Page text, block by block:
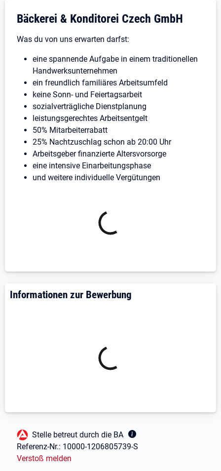
Unternehmensdarstellung: Bäckerei &
Bäckerei & Konditorei Czech GmbH
Was du von uns erwarten darfst:
eine spannende Aufgabe in einem traditionellen
Handwerksunternehmen
ein freundlich familiäres Arbeitsumfeld
keine Sonn- und Feiertagsarbeit
sozialverträgliche Dienstplanung
leistungsgerechtes Arbeitsentgelt
50% Mitarbeiterrabatt
25% Nachtzuschlag schon ab 20:00 Uhr
Arbeitsgeber finanzierte Altersvorsorge
eine intensive Einarbeitungsphase
und weitere individuelle Vergütungen
Informationen zur Bewerbung
Fußbereich
Stelle betreut durch die BA
Referenz-Nr.: 10000-1206805739-S
Verstoß melden